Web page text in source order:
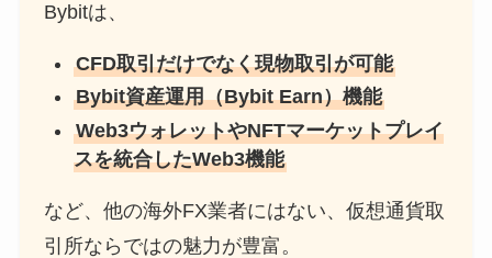
Bybitは、
CFD取引だけでなく現物取引が可能
Bybit資産運用（Bybit Earn）機能
Web3ウォレットやNFTマーケットプレイ
スを統合したWeb3機能
など、他の海外FX業者にはない、仮想通貨取
引所ならではの魅力が豊富。